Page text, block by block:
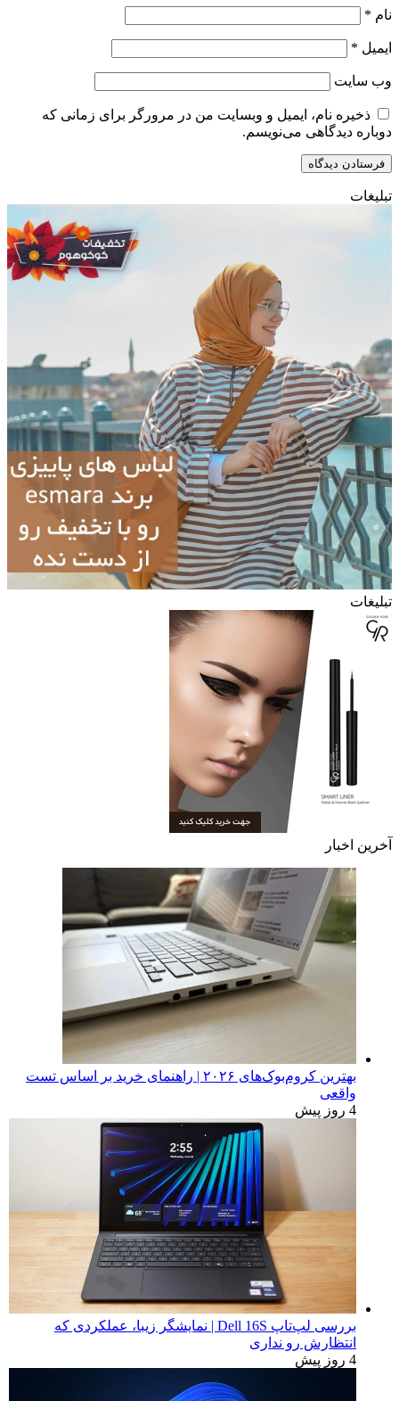
نام *
ایمیل *
وب‌ سایت
ذخیره نام، ایمیل و وبسایت من در مرورگر برای زمانی که
دوباره دیدگاهی می‌نویسم.
تبلیغات
تبلیغات
آخرین اخبار
بهترین کروم‌بوک‌های ۲۰۲۶ | راهنمای خرید بر اساس تست
واقعی
4 روز پیش
بررسی لپ‌تاپ Dell 16S | نمایشگر زیبا، عملکردی که
انتظارش رو نداری
4 روز پیش